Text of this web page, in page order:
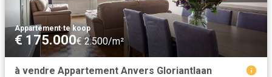
Appartement·te koop
€ 175.000€ 2.500/m²
à vendre Appartement Anvers Gloriantlaan